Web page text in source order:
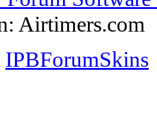
Airtimers.com
IPBForumSkins